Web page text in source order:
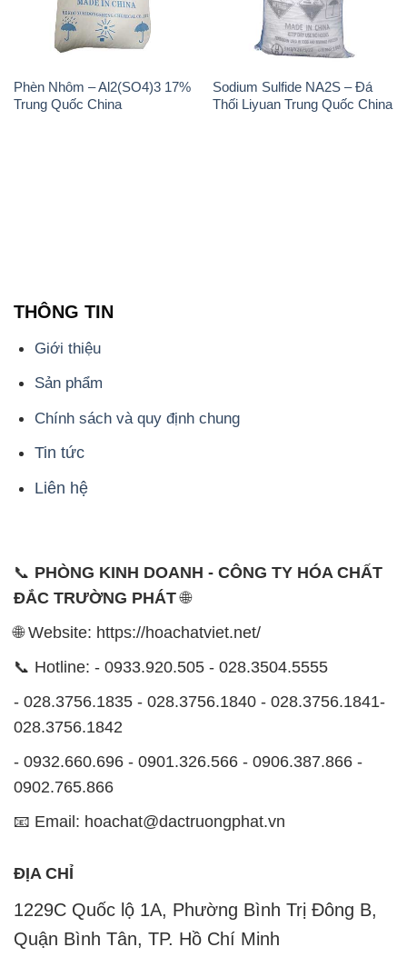
Phèn Nhôm – Al2(SO4)3 17%
Trung Quốc China
Sodium Sulfide NA2S – Đá
Thối Liyuan Trung Quốc China
THÔNG TIN
Giới thiệu
Sản phẩm
Chính sách và quy định chung
Tin tức
Liên hệ
📞 PHÒNG KINH DOANH - CÔNG TY HÓA CHẤT
ĐẮC TRƯỜNG PHÁT🌐
🌐 Website: https://hoachatviet.net/
📞 Hotline: - 0933.920.505 - 028.3504.5555
- 028.3756.1835 - 028.3756.1840 - 028.3756.1841-
028.3756.1842
- 0932.660.696 - 0901.326.566 - 0906.387.866 -
0902.765.866
📧 Email: hoachat@dactruongphat.vn
ĐỊA CHỈ
1229C Quốc lộ 1A, Phường Bình Trị Đông B,
Quận Bình Tân, TP. Hồ Chí Minh